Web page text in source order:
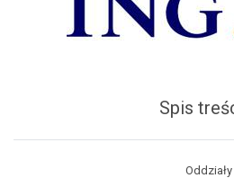
Spis
Oddziały